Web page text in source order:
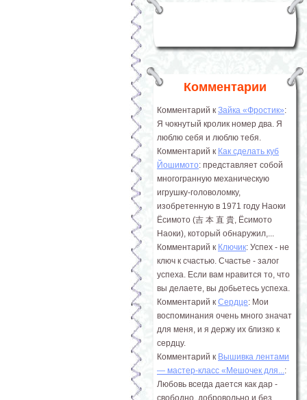
Комментарии
Комментарий к Зайка «Фростик»:
Я чокнутый кролик номер два. Я
люблю себя и люблю тебя.
Комментарий к Как сделать куб
Йошимото: представляет собой
многогранную механическую
игрушку-головоломку,
изобретенную в 1971 году Наоки
Ёсимото (吉 本 直 貴, Ёсимото
Наоки), который обнаружил,...
Комментарий к Ключик: Успех - не
ключ к счастью. Счастье - залог
успеха. Если вам нравится то, что
вы делаете, вы добьетесь успеха.
Комментарий к Сердце: Мои
воспоминания очень много значат
для меня, и я держу их близко к
сердцу.
Комментарий к Вышивка лентами
― мастер-класс «Мешочек для...:
Любовь всегда дается как дар -
свободно, добровольно и без